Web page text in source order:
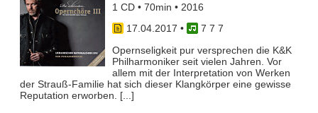
1 CD • 70min • 2016
17.04.2017 •
7 7 7
Opernseligkeit pur versprechen die K&K
Philharmoniker seit vielen Jahren. Vor
allem mit der Interpretation von Werken
der Strauß-Familie hat sich dieser Klangkörper eine gewisse
Reputation erworben. [...]